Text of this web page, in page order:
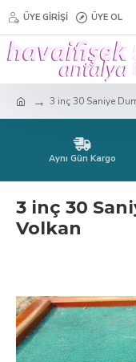
ÜYE GIRIŞI ÜYE OL
3 inç 30 Saniye
Aynı Gün Kargo
3 inç 30
Volkan